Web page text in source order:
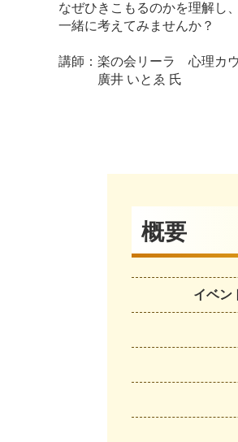
なぜひきこもるのかを理解し
一緒に考えてみませんか？
講師：楽の会リーラ 心理カ
廣井 いとゑ 氏
概要
イベン